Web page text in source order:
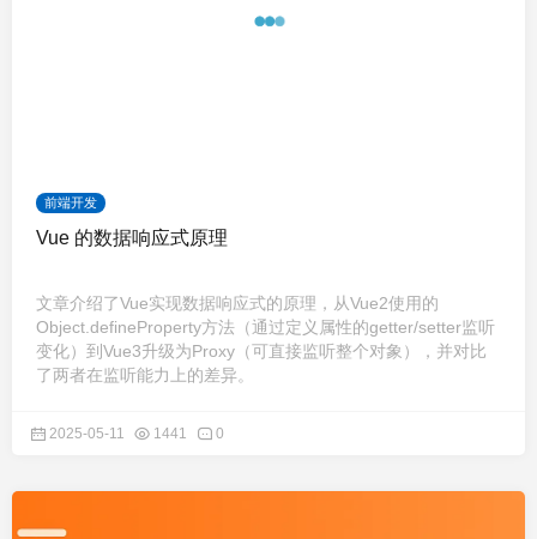
前端开发
Vue 的数据响应式原理
文章介绍了Vue实现数据响应式的原理，从Vue2使用的
Object.defineProperty方法（通过定义属性的getter/setter监听
变化）到Vue3升级为Proxy（可直接监听整个对象），并对比
了两者在监听能力上的差异。
2025-05-11 1441 0